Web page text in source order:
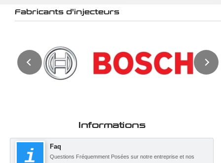
Fabricants d'injecteurs
Informations
Faq
Questions Fréquemment Posées sur notre entreprise et nos